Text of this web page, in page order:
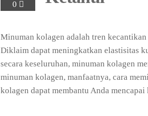
0
Minuman kolagen adalah tren
Diklaim dapat meningkatkan elastisitas
secara keseluruhan, minuman kolagen
minuman kolagen, manfaatnya, cara
kolagen dapat membantu Anda